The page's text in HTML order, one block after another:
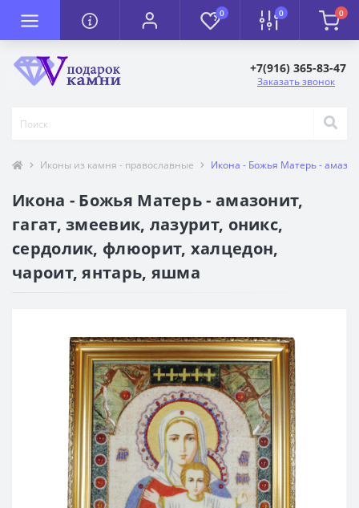
0 0 0
+7(916) 365-83-47
Заказать звонок
Иконы из камня - православные Икона - Божья Матерь -
Икона - Божья Матерь - амазонит,
гагат, змеевик, лазурит, оникс,
сердолик, флюорит, халцедон,
чароит, янтарь, яшма